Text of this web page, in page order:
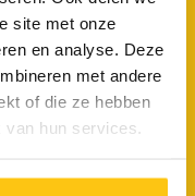
site met onze
en analyse. Deze
met andere
of die ze hebben
van hun services.